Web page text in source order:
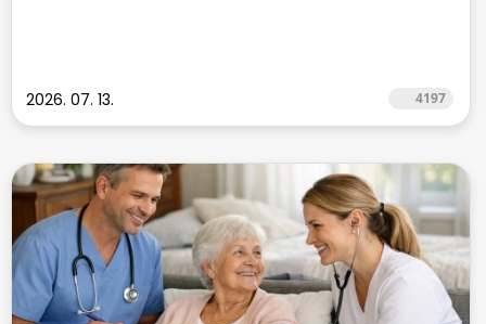
2026. 07. 13. 4197